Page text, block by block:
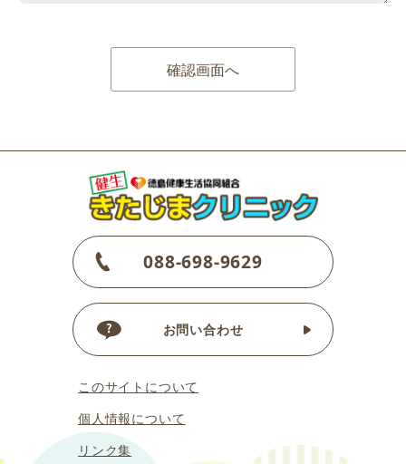
088-698-9629
お問い合わせ
このサイトについて
個人情報について
リンク集